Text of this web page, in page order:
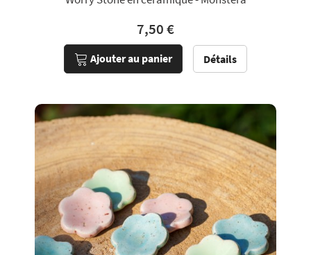
7,50 €
Ajouter au panier Détails